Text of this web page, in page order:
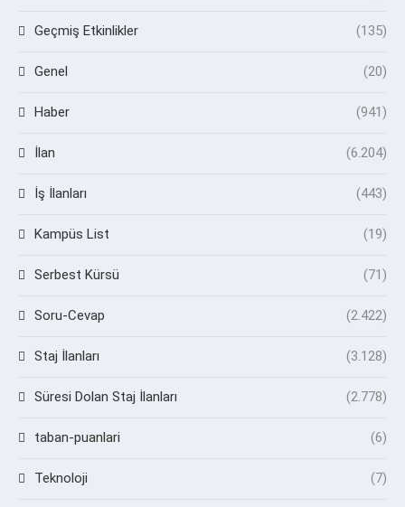
Geçmiş Etkinlikler (135)
Genel (20)
Haber (941)
İlan (6.204)
İş İlanları (443)
Kampüs List (19)
Serbest Kürsü (71)
Soru-Cevap (2.422)
Staj İlanları (3.128)
Süresi Dolan Staj İlanları (2.778)
taban-puanlari (6)
Teknoloji (7)